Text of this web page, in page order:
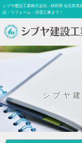
シブヤ建設工業株式会社 - 秋田県 仙北郡
設・リフォーム・消雪工事まで！
シブヤ